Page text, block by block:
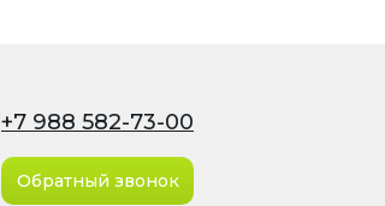
+7 988 582-73-00
Обратный звонок